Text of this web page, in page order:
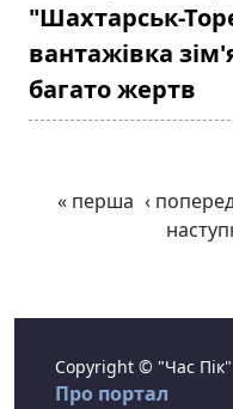
"Шахтарськ-
вантажівка
багато жертв
« перша ‹
Copyright © "Час
Про портал